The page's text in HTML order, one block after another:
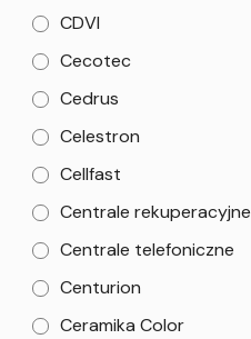
CDVI
Cecotec
Cedrus
Celestron
Cellfast
Centrale rekuperacyjne
Centrale telefoniczne
Centurion
Ceramika Color